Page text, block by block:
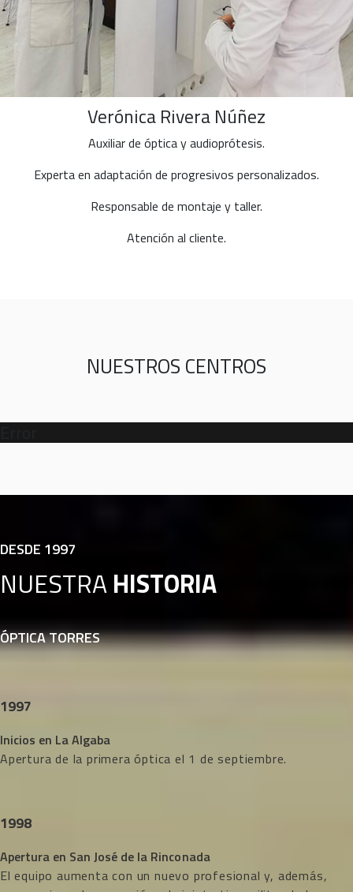
Verónica Rivera Núñez
Auxiliar de óptica y audioprótesis.
Experta en adaptación de progresivos personalizados.
Responsable de montaje y taller.
Atención al cliente.
NUESTROS CENTROS
DESDE 1997
NUESTRAHISTORIA
ÓPTICA TORRES
1997
Inicios en La Algaba
Apertura de la primera óptica el 1 de septiembre.
1998
Apertura en San José de la Rinconada
El equipo aumenta con un nuevo profesional y, además,